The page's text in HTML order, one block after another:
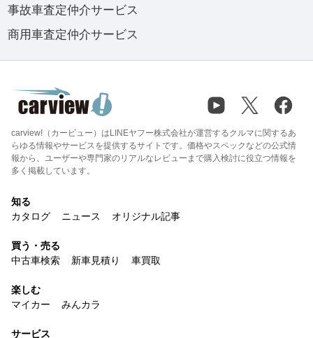
事故車査定仲介サービス
商用車査定仲介サービス
carview!（カービュー）はLINEヤフー株式会社が運営するクルマに関するあ
らゆる情報やサービスを提供するサイトです。価格やスペックなどの公式情
報から、ユーザーや専門家のリアルなレビューまで購入検討に役立つ情報を
多く掲載しています。
知る
カタログ
ニュース オリジナル記事
買う・売る
中古車検索
新車見積り 車買取
楽しむ
マイカー
みんカラ
サービス